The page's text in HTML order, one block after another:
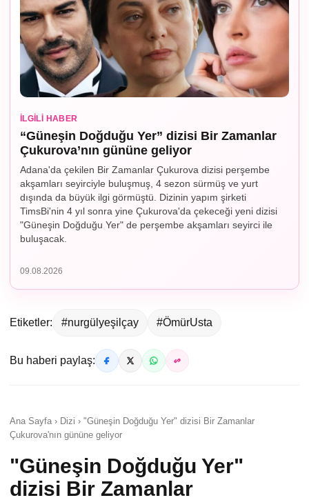
İLGILI HABER
“Güneşin Doğduğu Yer” dizisi Bir Zamanlar
Çukurova’nın gününe geliyor
Adana'da çekilen Bir Zamanlar Çukurova dizisi perşembe
akşamları seyirciyle buluşmuş, 4 sezon sürmüş ve yurt
dışında da büyük ilgi görmüştü. Dizinin yapım şirketi
TimsBi'nin 4 yıl sonra yine Çukurova'da çekeceği yeni dizisi
"Güneşin Doğduğu Yer" de perşembe akşamları seyirci ile
buluşacak.
09.08.2026
Etiketler: #nurgülyeşilçay #ÖmürUsta
Bu haberi paylaş:
Ana Sayfa › Dizi › "Güneşin Doğduğu Yer" dizisi Bir Zamanlar
Çukurova'nın gününe geliyor
"Güneşin Doğduğu Yer"
dizisi Bir Zamanlar